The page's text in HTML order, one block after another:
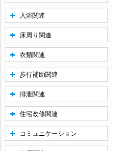
入浴関連
床周り関連
衣類関連
歩行補助関連
排泄関連
住宅改修関連
コミュニケーション